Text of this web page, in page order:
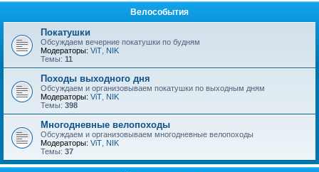
Велособытия
Покатушки
Обсуждаем вечерние покатушки по будням
Модераторы: ViT NIK
Темы: 11
Походы выходного дня
Обсуждаем и организовываем покатушки по выходным дням
Модераторы: ViT NIK
Темы: 398
Многодневные велопоходы
Обсуждаем и организовываем многодневные велопоходы
Модераторы: ViT NIK
Темы: 37